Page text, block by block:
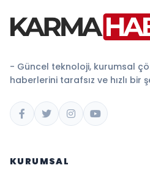
- Güncel teknoloji, kurumsal
haberlerini tarafsız ve hızlı bir
KURUMSAL